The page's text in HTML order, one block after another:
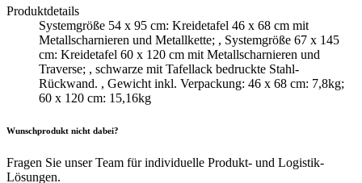
Produktdetails
Systemgröße 54 x 95 cm: Kreidetafel 46 x 68 cm mit
Metallscharnieren und Metallkette; , Systemgröße 67 x 145
cm: Kreidetafel 60 x 120 cm mit Metallscharnieren und
Traverse; , schwarze mit Tafellack bedruckte Stahl-
Rückwand. , Gewicht inkl. Verpackung: 46 x 68 cm: 7,8kg;
60 x 120 cm: 15,16kg
Wunschprodukt nicht dabei?
Fragen Sie unser Team für individuelle Produkt- und Logistik-
Lösungen.